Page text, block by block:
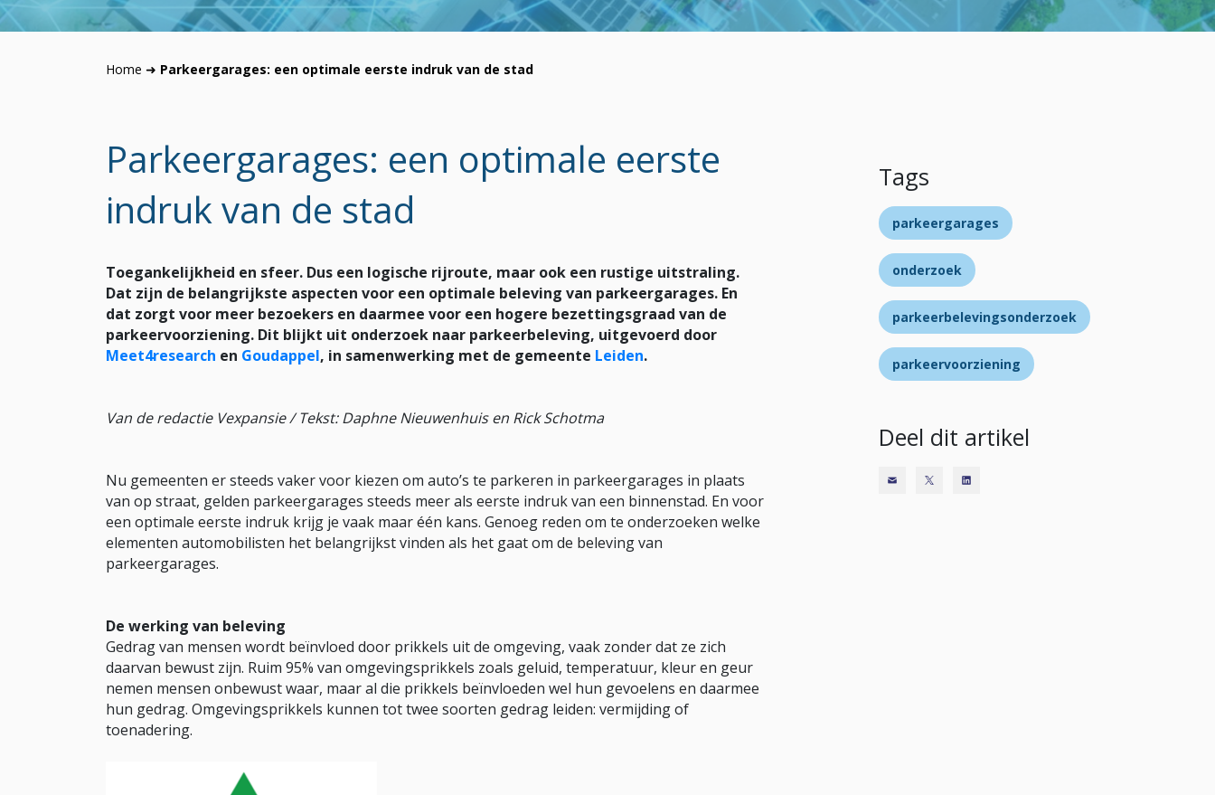
Home ➜ Parkeergarages: een optimale eerste indruk van de stad
Parkeergarages: een optimale eerste
indruk van de stad
Toegankelijkheid en sfeer. Dus een logische rijroute, maar ook een rustige uitstraling.
Dat zijn de belangrijkste aspecten voor een optimale beleving van parkeergarages. En
dat zorgt voor meer bezoekers en daarmee voor een hogere bezettingsgraad van de
parkeervoorziening. Dit blijkt uit onderzoek naar parkeerbeleving, uitgevoerd door
Meet4research en Goudappel, in samenwerking met de gemeente Leiden.
Van de redactie Vexpansie / Tekst: Daphne Nieuwenhuis en Rick Schotma
Nu gemeenten er steeds vaker voor kiezen om auto’s te parkeren in parkeergarages in plaats
van op straat, gelden parkeergarages steeds meer als eerste indruk van een binnenstad. En voor
een optimale eerste indruk krijg je vaak maar één kans. Genoeg reden om te onderzoeken welke
elementen automobilisten het belangrijkst vinden als het gaat om de beleving van
parkeergarages.
De werking van beleving
Gedrag van mensen wordt beïnvloed door prikkels uit de omgeving, vaak zonder dat ze zich
daarvan bewust zijn. Ruim 95% van omgevingsprikkels zoals geluid, temperatuur, kleur en geur
nemen mensen onbewust waar, maar al die prikkels beïnvloeden wel hun gevoelens en daarmee
hun gedrag. Omgevingsprikkels kunnen tot twee soorten gedrag leiden: vermijding of
toenadering.
Tags
parkeergarages
onderzoek
parkeerbelevingsonderzoek
parkeervoorziening
Deel dit artikel